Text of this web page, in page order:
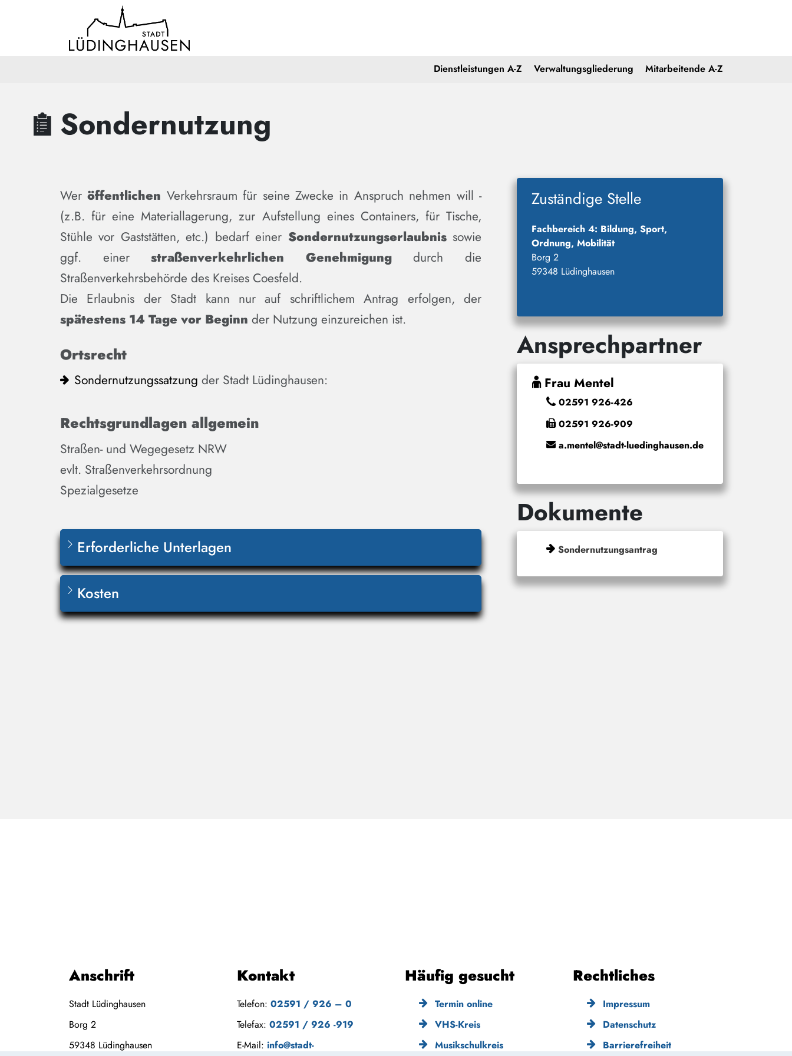
Zum Header
Zum Hauptinhalt
Zum Footer
Dienstleistungen A-Z Verwaltungsgliederung Mitarbeitende A-Z
Sondernutzung
Weröffentlichen Verkehrsraum für seine Zwecke in Anspruch nehmen will -
(z.B. für eine Materiallagerung, zur Aufstellung eines Containers, für Tische,
Stühle vor Gaststätten, etc.) bedarf einer Sondernutzungserlaubnissowie
ggf. einerstraßenverkehrlichen Genehmigungdurch die
Straßenverkehrsbehörde des Kreises Coesfeld.
Die Erlaubnis der Stadt kann nur auf schriftlichem Antrag erfolgen, der
spätestens 14 Tage vor Beginn der Nutzung einzureichen ist.
Ortsrecht
Sondernutzungssatzung der Stadt Lüdinghausen:
Rechtsgrundlagen allgemein
Straßen- und Wegegesetz NRW
evlt. Straßenverkehrsordnung
Spezialgesetze
Erforderliche Unterlagen
Kosten
Zuständige Stelle
Fachbereich 4: Bildung, Sport,
Ordnung, Mobilität
Borg 2
59348 Lüdinghausen
Ansprechpartner
Frau Mentel
02591 926-426
02591 926-909
a.mentel@stadt-luedinghausen.de
Dokumente
Sondernutzungsantrag
Anschrift
Stadt Lüdinghausen
Borg 2
59348 Lüdinghausen
Kontakt
Telefon: 02591 / 926 – 0
Telefax: 02591 / 926 -919
E-Mail: info@stadt-
Häufig gesucht
Termin online
VHS-Kreis
Musikschulkreis
Rechtliches
Impressum
Datenschutz
Barrierefreiheit